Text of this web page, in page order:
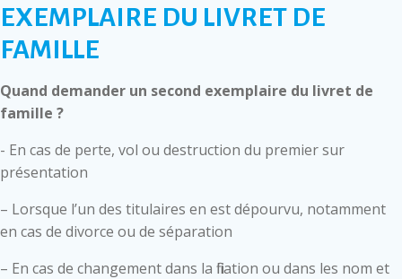
EXEMPLAIRE DU LIVRET DE
FAMILLE
Quand demander un second exemplaire du livret de
famille ?
- En cas de perte, vol ou destruction du premier sur
présentation
– Lorsque l’un des titulaires en est dépourvu, notamment
en cas de divorce ou de séparation
– En cas de changement dans la filiation ou dans les nom et